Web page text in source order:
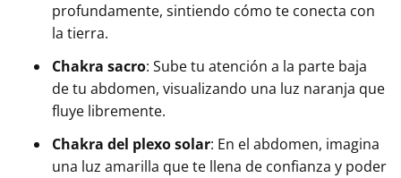
profundamente, sintiendo cómo te conecta con
la tierra.
Chakra sacro: Sube tu atención a la parte baja
de tu abdomen, visualizando una luz naranja que
fluye libremente.
Chakra del plexo solar: En el abdomen, imagina
una luz amarilla que te llena de confianza y poder